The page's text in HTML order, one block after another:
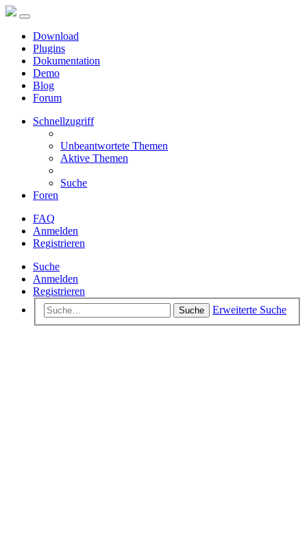
Download
Plugins
Dokumentation
Demo
Blog
Forum
Schnellzugriff
Unbeantwortete Themen
Aktive Themen
Suche
Foren
FAQ
Anmelden
Registrieren
Suche
Anmelden
Registrieren
Suche Erweiterte Suche